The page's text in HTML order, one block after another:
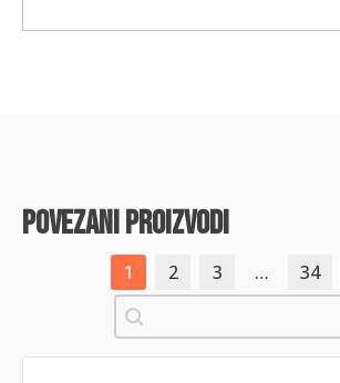
povezani proizvodi
1 2 3 … 34
Pretraži